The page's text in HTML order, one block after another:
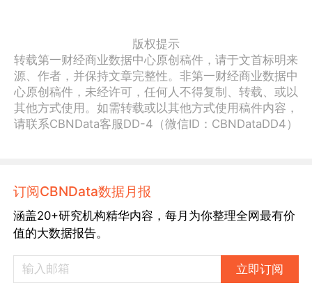
版权提示
转载第一财经商业数据中心原创稿件，请于文首标明来
源、作者，并保持文章完整性。非第一财经商业数据中
心原创稿件，未经许可，任何人不得复制、转载、或以
其他方式使用。如需转载或以其他方式使用稿件内容，
请联系CBNData客服DD-4（微信ID：CBNDataDD4）
订阅CBNData数据月报
涵盖20+研究机构精华内容，每月为你整理全网最有价
值的大数据报告。
立即订阅